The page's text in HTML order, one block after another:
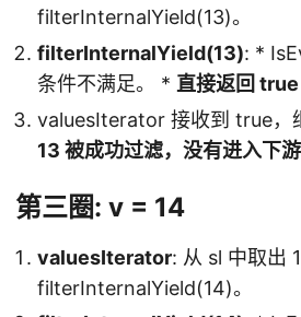
filterInternalYield(13)。
filterInternalYield(13): *
条件不满足。 * 直接返回 true
valuesIterator 接收到 true，
13 被成功过滤，没有进入下游
第三圈: v = 14
valuesIterator: 从 sl 中取出
filterInternalYield(14)。